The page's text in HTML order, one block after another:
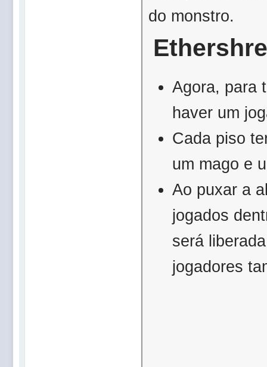
do monstro.
Agora, para
haver um
Cada piso
um mago e
Ao puxar a
jogados
será
jogadores